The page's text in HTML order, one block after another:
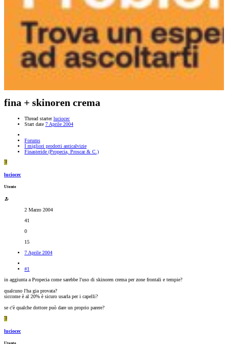
fina + skinoren crema
Thread starter luciocec
Start date 7 Aprile 2004
Forums
I migliori prodotti anticalvizie
Finasteride (Propecia, Proscar & C.)
L
luciocec
Utente
2 Marzo 2004
41
0
15
7 Aprile 2004
#1
in aggiunta a Propecia come sarebbe l'uso di skinoren crema per zone frontali e tempie?
qualcuno l'ha gia provata?
siccome è al 20% è sicuro usarla per i capelli?
se c'è qualche dottore può dare un proprio parere?
L
luciocec